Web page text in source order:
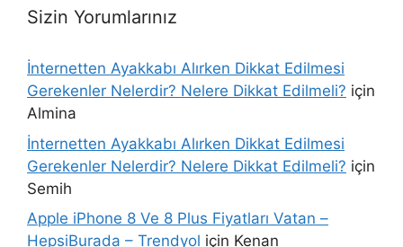
Sizin Yorumlarınız
İnternetten Ayakkabı Alırken Dikkat Edilmesi
Gerekenler Nelerdir? Nelere Dikkat Edilmeli? için
Almina
İnternetten Ayakkabı Alırken Dikkat Edilmesi
Gerekenler Nelerdir? Nelere Dikkat Edilmeli? için
Semih
Apple iPhone 8 Ve 8 Plus Fiyatları Vatan –
HepsiBurada – Trendyol için Kenan